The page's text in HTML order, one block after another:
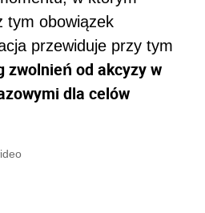
tym obowiązek
przewiduje przy tym
zwolnień od akcyzy w
dla celów